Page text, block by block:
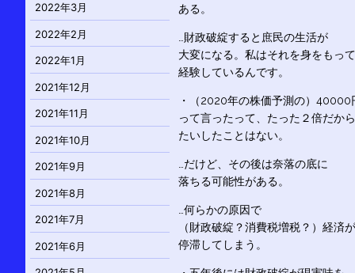
ある。
…財政破綻すると庶民の生活が
大変になる。私はそれを身をもって
経験しているんです。
・（2020年の株価予測の）40000
って言ったって、たった２倍だから
たいしたことはない。
…だけど、その後は奈落の底に
落ちる可能性がある。
…何らかの原因で
（財政破綻？消費税増税？）経済が
停滞してしまう。
2022年3月
2022年2月
2022年1月
2021年12月
2021年11月
2021年10月
2021年9月
2021年8月
2021年7月
2021年6月